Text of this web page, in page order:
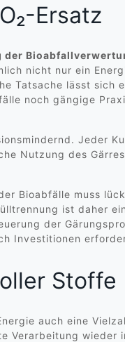
Ersatz
der
nicht nur ein
Tatsache lässt sich
noch gängige
Jeder
Nutzung des
Bioabfälle muss
ist daher
der
Investitionen
Stoffe
auch eine
Verarbeitung wieder